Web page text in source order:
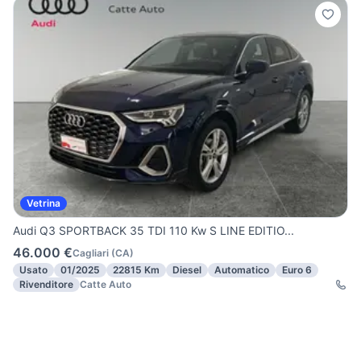
Vetrina
Audi Q3 SPORTBACK 35 TDI 110 Kw S LINE EDITIO...
46.000 €Cagliari (CA)
Usato
01/2025 22815 Km Diesel Automatico
Euro 6
Rivenditore Catte Auto